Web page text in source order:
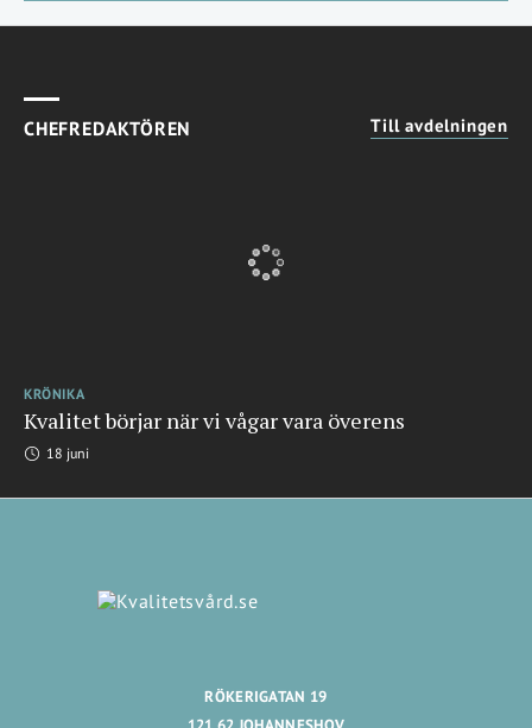
CHEFREDAKTÖREN Till avdelningen
KRÖNIKA
Kvalitet börjar när vi vågar vara överens
18 juni
RÖKERIGATAN 19